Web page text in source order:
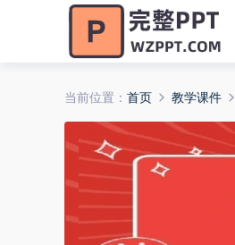
当前位置： 首页 教学课件